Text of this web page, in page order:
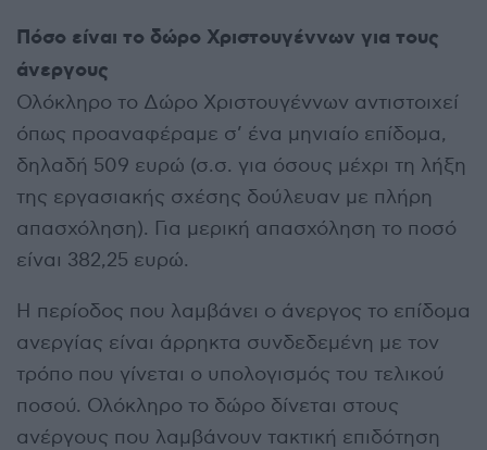
Πόσο είναι το δώρο Χριστουγέννων για τους
άνεργους
Ολόκληρο το Δώρο Χριστουγέννων αντιστοιχεί
όπως προαναφέραμε σ’ ένα μηνιαίο επίδομα,
δηλαδή 509 ευρώ (σ.σ. για όσους μέχρι τη λήξη
της εργασιακής σχέσης δούλευαν με πλήρη
απασχόληση). Για μερική απασχόληση το ποσό
είναι 382,25 ευρώ.
Η περίοδος που λαμβάνει ο άνεργος το επίδομα
ανεργίας είναι άρρηκτα συνδεδεμένη με τον
τρόπο που γίνεται ο υπολογισμός του τελικού
ποσού. Ολόκληρο το δώρο δίνεται στους
ανέργους που λαμβάνουν τακτική επιδότηση